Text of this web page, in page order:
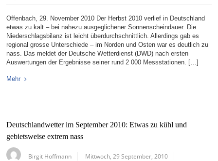
Offenbach, 29. November 2010 Der Herbst 2010 verlief in Deutschland
etwas zu kalt – bei nahezu ausgeglichener Sonnenscheindauer. Die
Niederschlagsbilanz ist leicht überdurchschnittlich. Allerdings gab es
regional grosse Unterschiede – im Norden und Osten war es deutlich zu
nass. Das meldet der Deutsche Wetterdienst (DWD) nach ersten
Auswertungen der Ergebnisse seiner rund 2 000 Messstationen. […]
Mehr
Deutschlandwetter im September 2010: Etwas zu kühl und
gebietsweise extrem nass
Birgit Hoffmann Mittwoch, 29 September, 2010